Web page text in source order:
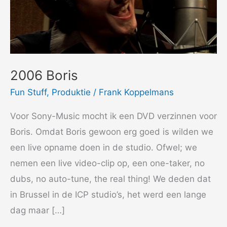
2006 Boris
Fun Stuff, Produktie / Frank Koppelmans
Voor Sony-Music mocht ik een DVD verzinnen voor
Boris. Omdat Boris gewoon erg goed is wilden we
een live opname doen in de studio. Ofwel; we
nemen een live video-clip op, een one-taker, no
dubs, no auto-tune, the real thing! We deden dat
in Brussel in de ICP studio’s, het werd een lange
dag maar […]